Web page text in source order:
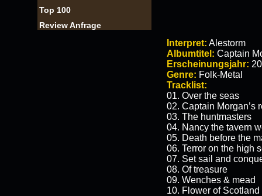
Top 100
Review Anfrage
Interpret: Alestorm
Albumtitel: Captain
Erscheinungsjahr:
Genre: Folk-Metal
Tracklist:
01. Over the seas
02. Captain Morgan’s
03. The huntmasters
04. Nancy the tavern
05. Death before the
06. Terror on the high
07. Set sail and
08. Of treasure
09. Wenches & mead
10. Flower of Scotland